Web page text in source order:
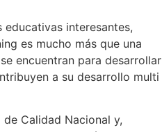
interesantes,
es mucho más que una
encuentran para desarrollar
a su desarrollo multi
Calidad Nacional y,